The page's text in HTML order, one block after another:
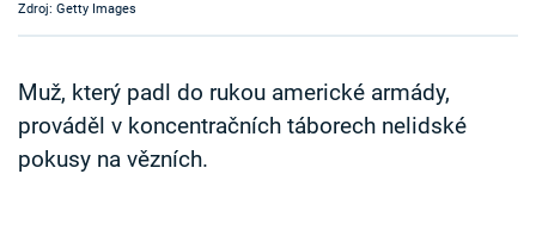
Zdroj: Getty Images
Muž, který padl do rukou americké armády,
prováděl v koncentračních táborech nelidské
pokusy na vězních.